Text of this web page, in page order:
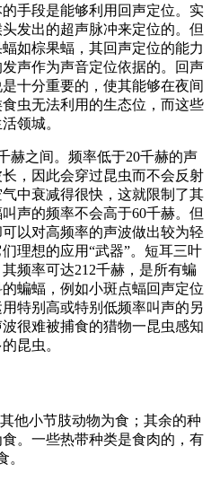
手段是能够利用回声定位。实
发出的超声脉冲来定位的。但
如棕果蝠，其回声定位的能力
声作为声音定位依据的。回声
十分重要的，使其能够在夜间
虫无法利用的生态位，而这些
领城。
赫之间。频率低于20千赫的声
，因此会穿过昆虫而不会反射
中衰减得很快，这就限制了其
声的频率不会高于60千赫。但
以对高频率的声波做出较为轻
理想的应用“武器”。短耳三叶
频率可达212千赫，是所有蝙
蝙蝠，例如小斑点蝠回声定位
特别高或特别低频率叫声的另
很难被捕食的猎物一昆虫感知
昆虫。
他小节肢动物为食；其余的种
。一些热带种类是食肉的，有
。